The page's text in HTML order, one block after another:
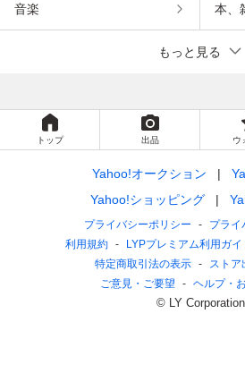
音楽 本、
もっと見る
トップ 出品 ウ
Yahoo!オークション
Yahoo!ショッピング
プライバシーポリシー
プライ
利用規約
LYPプレミアム利用ガイ
特定商取引法の表示
ストア
ご意見・ご要望
ヘルプ・
© LY Corporation